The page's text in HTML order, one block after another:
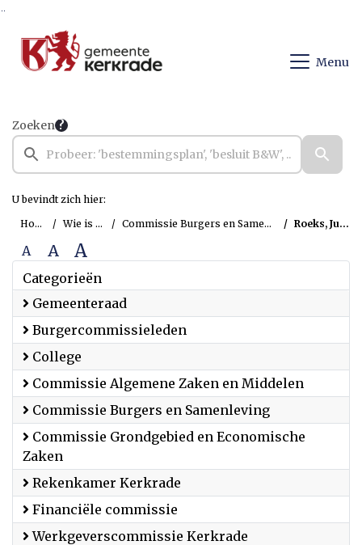
Menu
Zoeken
U bevindt zich hier:
Home
Wie is wie Commissie Burgers en Samenleving Roeks, Justin
A A A
Categorieën
Gemeenteraad
Burgercommissieleden
College
Commissie Algemene Zaken en Middelen
Commissie Burgers en Samenleving
Commissie Grondgebied en Economische
Zaken
Rekenkamer Kerkrade
Financiële commissie
Werkgeverscommissie Kerkrade